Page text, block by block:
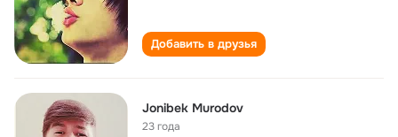
Добавить в друзья
Jonibek Murodov
23 года